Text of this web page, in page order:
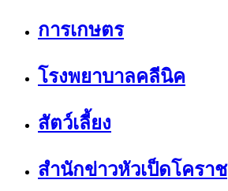
การเกษตร
โรงพยาบาลคลีนิค
สัตว์เลี้ยง
สำนักข่าวหัวเป็ดโคราช